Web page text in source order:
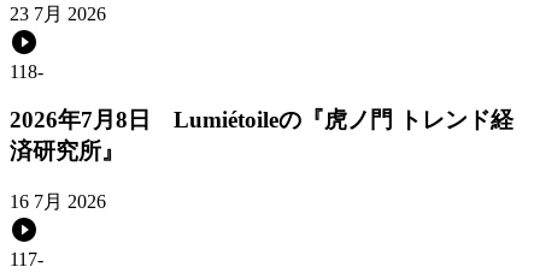
23 7月 2026
118-
2026年7月8日 Lumiétoileの『虎ノ門 トレンド経
済研究所』
16 7月 2026
117-